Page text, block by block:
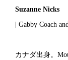
Suzanne Nicks
| Gabby Coach
カナダ出身。